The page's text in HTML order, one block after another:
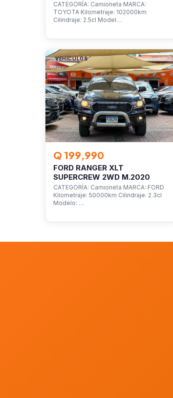
CATEGORÍA: Camioneta MARCA:
TOYOTA Kilometraje: 102000km
Cilindraje: 2.5cl Model…
VEHÍCULOS
Q 199,990
FORD RANGER XLT
SUPERCREW 2WD M.2020
CATEGORÍA: Camioneta MARCA: FORD
Kilometraje: 50000km Cilindraje: 2.3cl
Modelo: …